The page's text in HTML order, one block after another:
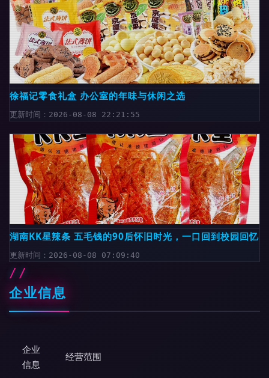
徐福记零食礼盒 办公室的年味与休闲之选
更新时间：2026-08-08 22:21:55
湖南KK星辣条 五毛钱的90后怀旧时光，一口回到校园回忆
更新时间：2026-08-08 07:09:40
企业信息
企业
信息
经营范围